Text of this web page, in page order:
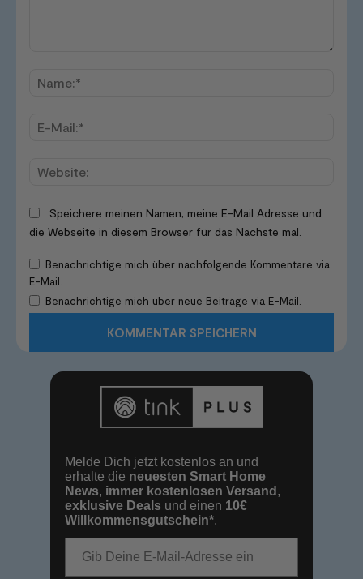
Speichere meinen Namen, meine E-Mail Adresse und
die Webseite in diesem Browser für das Nächste mal.
Benachrichtige mich über nachfolgende Kommentare via
E-Mail.
Benachrichtige mich über neue Beiträge via E-Mail.
Melde Dich jetzt kostenlos an und
erhalte die neuesten Smart Home
News, immer kostenlosen Versand ,
exklusive Deals und einen 10€
Willkommensgutschein*.